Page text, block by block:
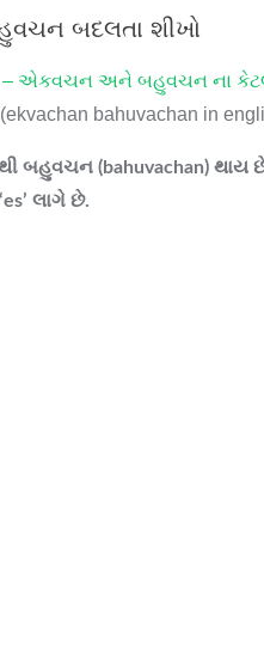
બદલતા શીખો
– એકવચન અને બહુવચન ના
(ekvachan bahuvachan in
બહુવચન (bahuvachan) થાય
લાગે છે.